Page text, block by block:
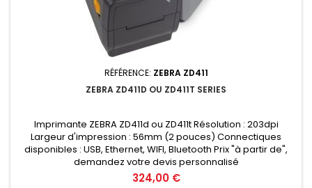
RÉFÉRENCE: ZEBRA ZD411
ZEBRA ZD411D OU ZD411T SERIES
Imprimante ZEBRA ZD411d ou ZD411t Résolution : 203dpi
Largeur d'impression : 56mm (2 pouces) Connectiques
disponibles : USB, Ethernet, WIFI, Bluetooth Prix "à partir de",
demandez votre devis personnalisé
Prix
324,00 €